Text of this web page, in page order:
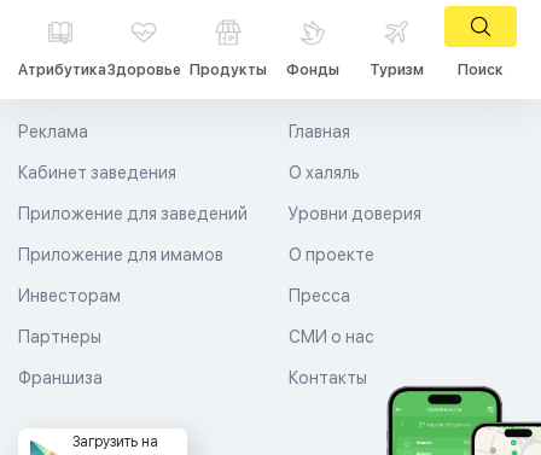
АтрибутикаЗдоровье Продукты Фонды Туризм Поиск
Главная
О халяль
Уровни доверия
Реклама
Кабинет заведения
Приложение для заведений
Приложение для имамов О проекте
Пресса
СМИ о нас
Контакты
Инвесторам
Партнеры
Франшиза
Загрузить на